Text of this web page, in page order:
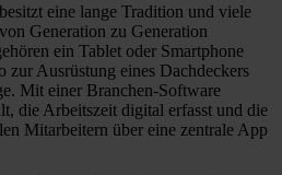
eine lange Tradition und viele
Generation zu Generation
ein Tablet oder Smartphone
zur Ausrüstung eines Dachdeckers
Mit einer Branchen-Software
die Arbeitszeit digital erfasst und die
Mitarbeitern über eine zentrale App